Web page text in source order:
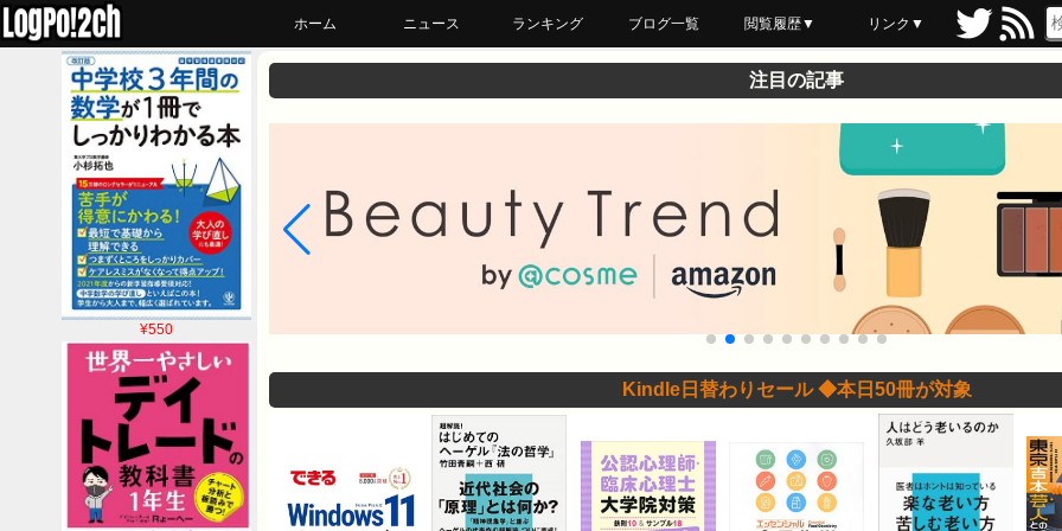
ホーム ニュース ランキング ブログ一覧 閲覧履歴▼
最近読んだ
あとで読む
ブックマーク
リンク▼
¥550
注目の記事
Kindle日替わりセール ◆本日50冊が対象